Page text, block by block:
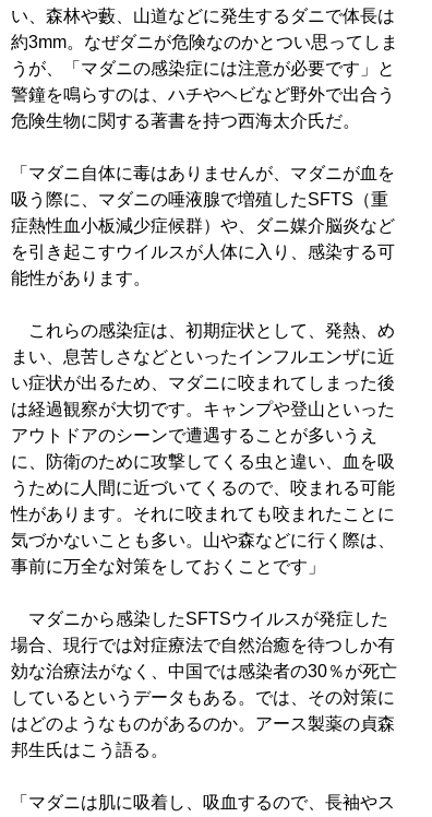
い、森林や藪、山道などに発生するダニで体長は
約3mm。なぜダニが危険なのかとつい思ってしま
うが、「マダニの感染症には注意が必要です」と
警鐘を鳴らすのは、ハチやヘビなど野外で出合う
危険生物に関する著書を持つ西海太介氏だ。
「マダニ自体に毒はありませんが、マダニが血を
吸う際に、マダニの唾液腺で増殖したSFTS（重
症熱性血小板減少症候群）や、ダニ媒介脳炎など
を引き起こすウイルスが人体に入り、感染する可
能性があります。
これらの感染症は、初期症状として、発熱、め
まい、息苦しさなどといったインフルエンザに近
い症状が出るため、マダニに咬まれてしまった後
は経過観察が大切です。キャンプや登山といった
アウトドアのシーンで遭遇することが多いうえ
に、防衛のために攻撃してくる虫と違い、血を吸
うために人間に近づいてくるので、咬まれる可能
性があります。それに咬まれても咬まれたことに
気づかないことも多い。山や森などに行く際は、
事前に万全な対策をしておくことです」
マダニから感染したSFTSウイルスが発症した
場合、現行では対症療法で自然治癒を待つしか有
効な治療法がなく、中国では感染者の30％が死亡
しているというデータもある。では、その対策に
はどのようなものがあるのか。アース製薬の貞森
邦生氏はこう語る。
「マダニは肌に吸着し、吸血するので、長袖やス